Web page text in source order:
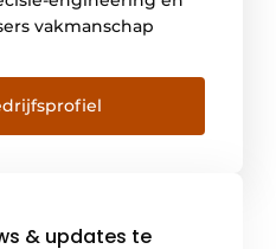
vakmanschap
& updates te